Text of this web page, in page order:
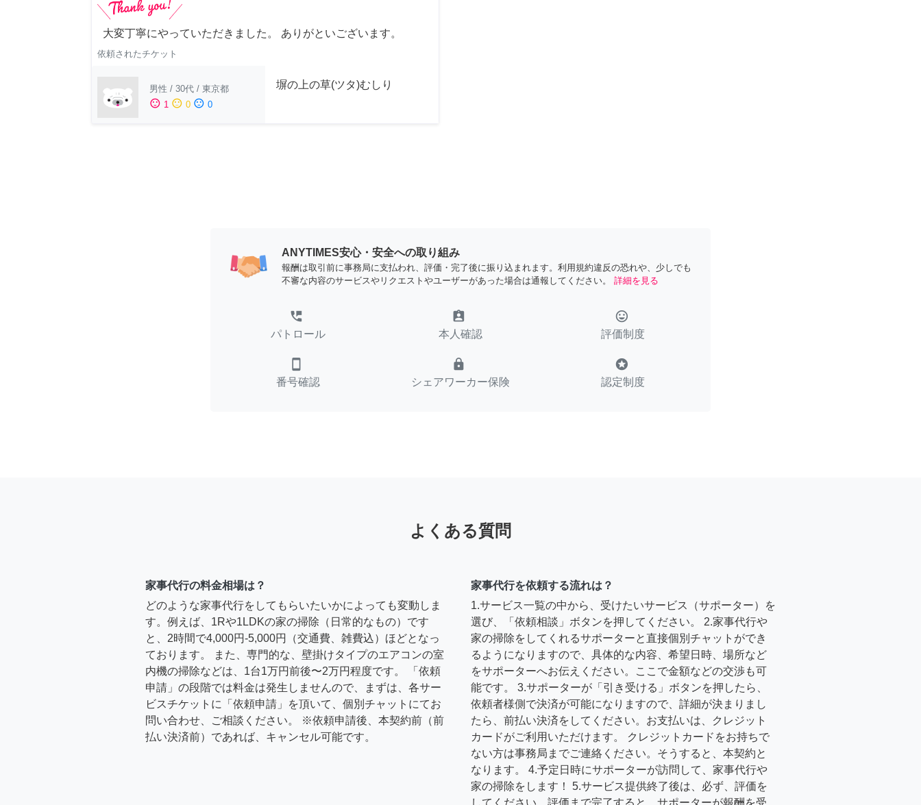
大変丁寧にやっていただきました。 ありがといございます。
依頼されたチケット
男性 / 30代 / 東京都
sentiment_satisfied 1 sentiment_neutral 0 sentiment_dissatisfied 0
塀の上の草(ツタ)むしり
ANYTIMES安心・安全への取り組み
報酬は取引前に事務局に支払われ、評価・完了後に振り込まれます。利用規約違反の恐れや、少しでも
不審な内容のサービスやリクエストやユーザーがあった場合は通報してください。
詳細を見る
perm_phone_msg
パトロール
assignment_ind
本人確認
tag_faces
評価制度
smartphone
番号確認
lock
シェアワーカー保険
stars
認定制度
よくある質問
家事代行の料金相場は？
どのような家事代行をしてもらいたいかによっても変動しま
す。例えば、1Rや1LDKの家の掃除（日常的なもの）です
と、2時間で4,000円-5,000円（交通費、雑費込）ほどとなっ
ております。 また、専門的な、壁掛けタイプのエアコンの室
内機の掃除などは、1台1万円前後〜2万円程度です。 「依頼
申請」の段階では料金は発生しませんので、まずは、各サー
ビスチケットに「依頼申請」を頂いて、個別チャットにてお
問い合わせ、ご相談ください。 ※依頼申請後、本契約前（前
払い決済前）であれば、キャンセル可能です。
家事代行を依頼する流れは？
1.サービス一覧の中から、受けたいサービス（サポーター）を
選び、「依頼相談」ボタンを押してください。 2.家事代行や
家の掃除をしてくれるサポーターと直接個別チャットができ
るようになりますので、具体的な内容、希望日時、場所など
をサポーターへお伝えください。ここで金額などの交渉も可
能です。 3.サポーターが「引き受ける」ボタンを押したら、
依頼者様側で決済が可能になりますので、詳細が決まりまし
たら、前払い決済をしてください。お支払いは、クレジット
カードがご利用いただけます。 クレジットカードをお持ちで
ない方は事務局までご連絡ください。そうすると、本契約と
なります。 4.予定日時にサポーターが訪問して、家事代行や
家の掃除をします！ 5.サービス提供終了後は、必ず、評価を